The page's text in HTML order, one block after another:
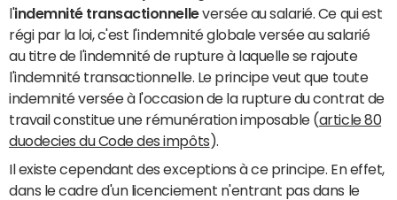
l'indemnité transactionnelleversée au salarié. Ce qui est
régi par la loi, c'est l'indemnité globale versée au salarié
au titre de l'indemnité de rupture à laquelle se rajoute
l'indemnité transactionnelle. Le principe veut que toute
indemnité versée à l'occasion de la rupture du contrat de
travail constitue une rémunération imposable (article 80
duodecies du Code des impôts ).
Il existe cependant des exceptions à ce principe. En effet,
dans le cadre d'un licenciement n'entrant pas dans le